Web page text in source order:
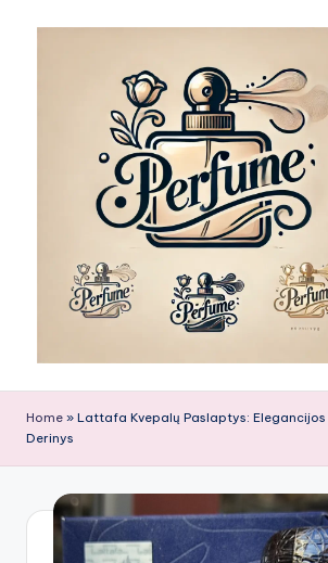
Home » Lattafa Kvepalų Paslaptys:
Derinys